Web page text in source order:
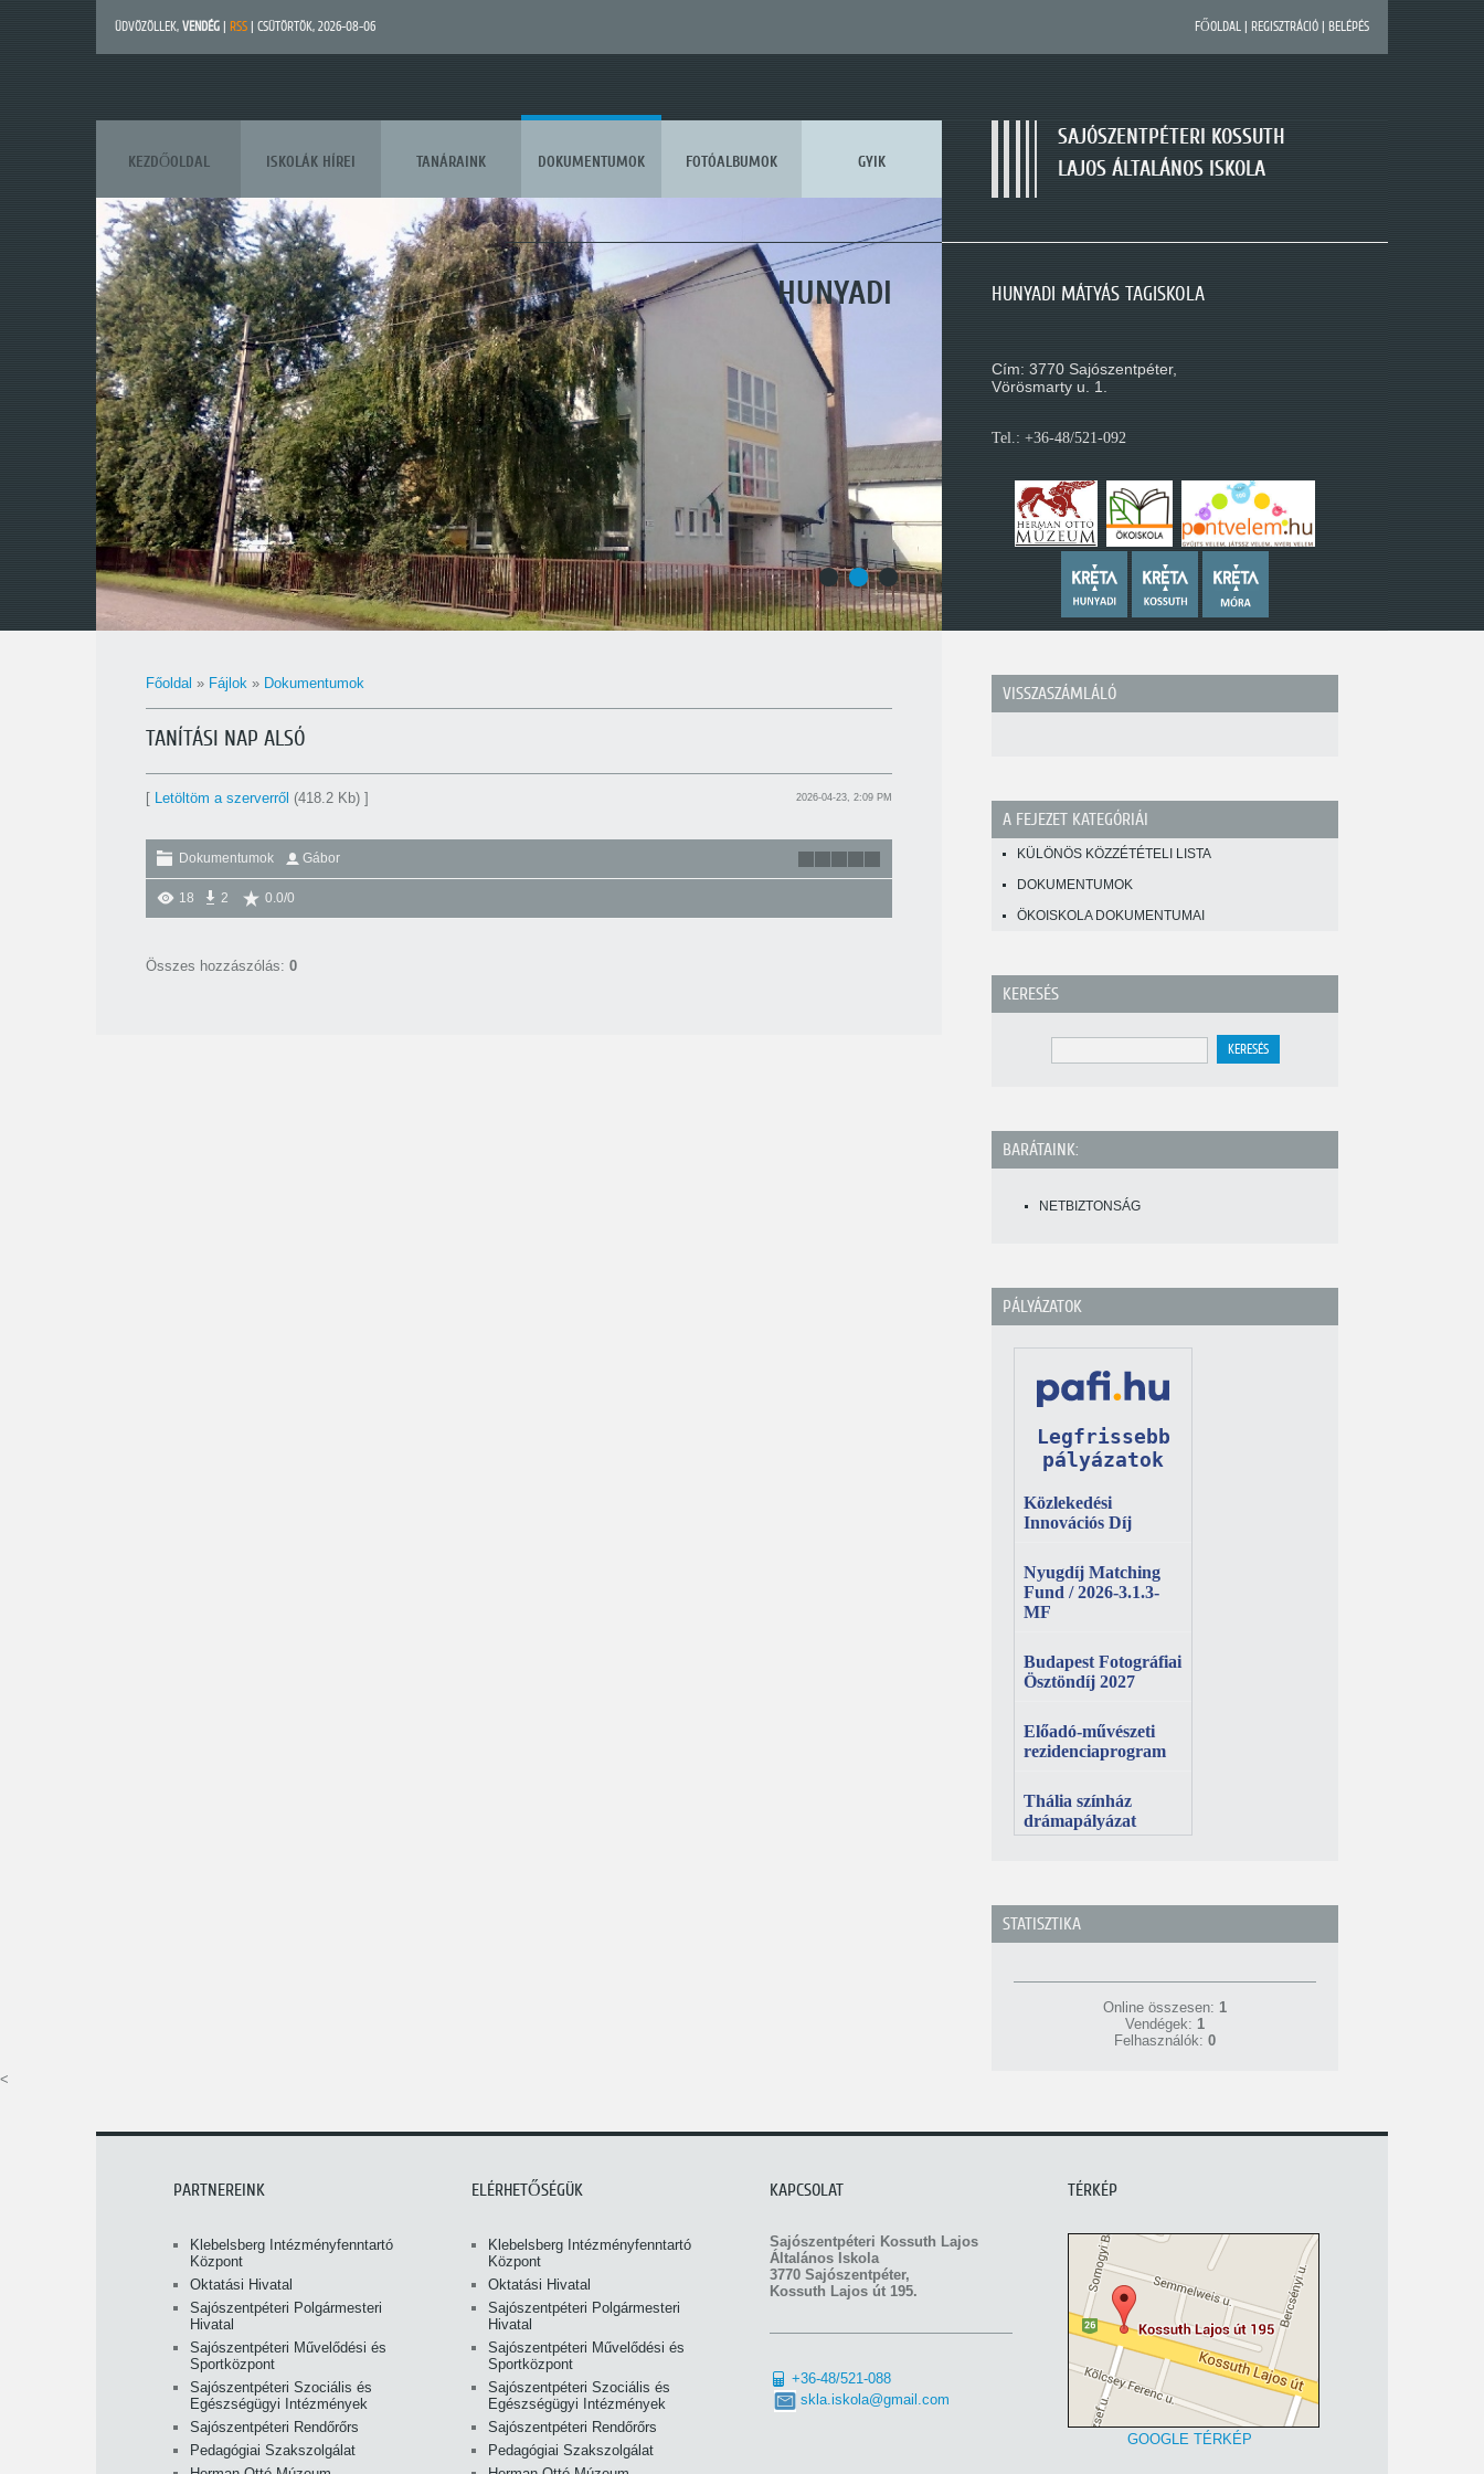
ÜDVÖZÖLLEK, VENDÉG RSS | CSÜTÖRTÖK, 2026-08-06 FŐOLDAL REGISZTRÁCIÓ BELÉPÉS
SAJÓSZENTPÉTERI KOSSUTH
LAJOS ÁLTALÁNOS ISKOLA
KEZDŐOLDAL ISKOLÁK HÍREI TANÁRAINK DOKUMENTUMOK FOTÓALBUMOK GYIK
KOSSUTH
SAJÓSZENTPÉTERI KOSSUTH LAJOS ÁLTALÁNOS
Cím: 3770 Sajószentpéter,
Kossuth L. út 195.
Tel.: +36-48/521-088
HUNYADI HUNYADI MÁTYÁS TAGISKOLA
Cím: 3770 Sajószentpéter,
Vörösmarty u. 1.
Tel.: +36-48/521-092
MÓRA MÓRA FERENC TAGISKOLA
Cím: 3770 Sajószentpéter,
Móra Ferenc u. 1.
Tel.: +36-48/521-080
1 2 3
Főoldal » Fájlok » Dokumentumok
TANÍTÁSI NAP ALSÓ
[ Letöltöm a szerverről (418.2 Kb) ] 2026-04-23, 2:09 PM
Dokumentumok Gábor
18 2 0.0/0
Összes hozzászólás: 0
VISSZASZÁMLÁLÓ
A FEJEZET KATEGÓRIÁI
KÜLÖNÖS KÖZZÉTÉTELI LISTA
DOKUMENTUMOK
ÖKOISKOLA DOKUMENTUMAI
KERESÉS
BARÁTAINK:
NETBIZTONSÁG
PÁLYÁZATOK
STATISZTIKA
Online összesen: 1
Vendégek: 1
Felhasználók: 0
<
PARTNEREINK
Klebelsberg Intézményfenntartó
Központ
Oktatási Hivatal
Sajószentpéteri Polgármesteri
Hivatal
Sajószentpéteri Művelődési és
Sportközpont
Sajószentpéteri Szociális és
Egészségügyi Intézmények
Sajószentpéteri Rendőrőrs
Pedagógiai Szakszolgálat
ELÉRHETŐSÉGÜK
Klebelsberg Intézményfenntartó
Központ
Oktatási Hivatal
Sajószentpéteri Polgármesteri
Hivatal
Sajószentpéteri Művelődési és
Sportközpont
Sajószentpéteri Szociális és
Egészségügyi Intézmények
Sajószentpéteri Rendőrőrs
Pedagógiai Szakszolgálat
KAPCSOLAT
Sajószentpéteri Kossuth Lajos
Általános Iskola
3770 Sajószentpéter,
Kossuth Lajos út 195.
+36-48/521-088
skla.iskola@gmail.com
TÉRKÉP
GOOGLE TÉRKÉP